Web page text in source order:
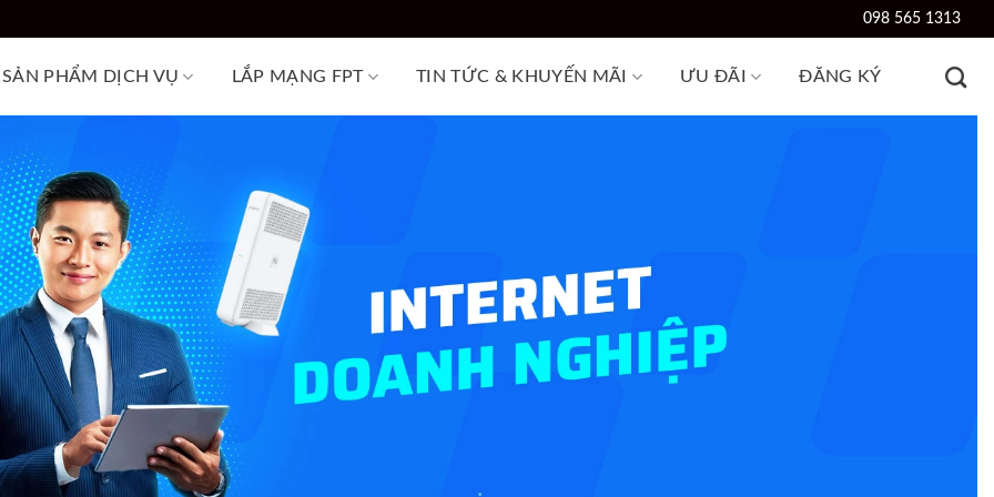
098 565 1313
SẢN PHẨM DỊCH VỤ LẮP MẠNG FPT TIN TỨC & KHUYẾN MÃI ƯU ĐÃI ĐĂNG KÝ